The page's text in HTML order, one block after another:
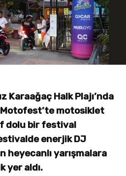
Karaağaç Halk Plajı’nda
motosiklet
dolu bir festival
enerjik DJ
heyecanlı yarışmalara
yer aldı.